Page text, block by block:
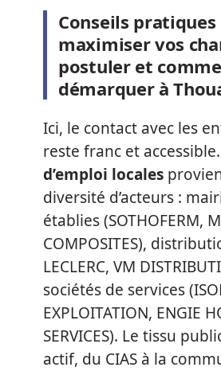
Conseils
maximiser vos
postuler et
démarquer à
Ici, le contact avec les
reste franc et
d’emploi locales
diversité d’acteurs :
établies (SOTHOFERM,
COMPOSITES),
LECLERC, VM
sociétés de services
EXPLOITATION, ENGIE
SERVICES). Le tissu
actif, du CIAS à la